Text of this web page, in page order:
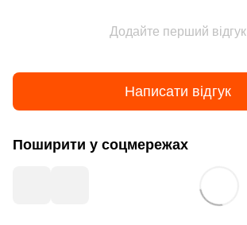
Додайте перший відгук
Написати відгук
Поширити у соцмережах